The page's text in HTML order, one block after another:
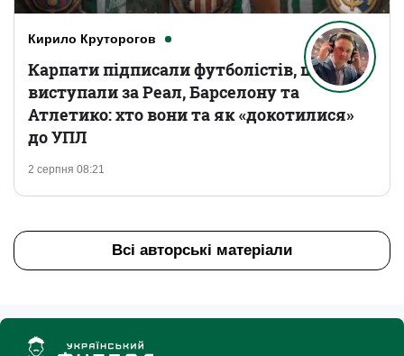
Кирило Круторогов
2 серпня 08:21
Карпати підписали футболістів, що
виступали за Реал, Барселону та
Атлетико: хто вони та як «докотилися»
до УПЛ
Всі авторські матеріали